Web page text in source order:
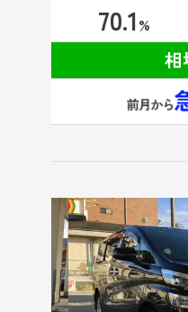
70.1%
相